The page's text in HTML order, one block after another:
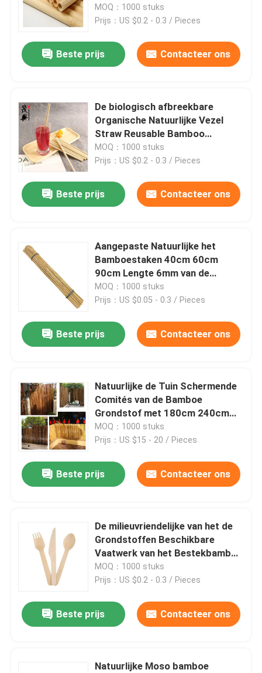
MOQ：1000 stuks
Prijs：US $0.2 - 0.3 / Pieces
Beste prijs Contacteer ons
De biologisch afbreekbare
Organische Natuurlijke Vezel
Straw Reusable Bamboo
Drinking Straw van de Bamboe
Grondstof met
MOQ：1000 stuks
Prijs：US $0.2 - 0.3 / Pieces
Beste prijs Contacteer ons
Aangepaste Natuurlijke het
Bamboestaken 40cm 60cm
90cm Lengte 6mm van de
Bamboe Grondstof Diameter
MOQ：1000 stuks
Prijs：US $0.05 - 0.3 / Pieces
Beste prijs Contacteer ons
Natuurlijke de Tuin Schermende
Comités van de Bamboe
Grondstof met 180cm 240cm
Lengte
MOQ：1000 stuks
Prijs：US $15 - 20 / Pieces
Beste prijs Contacteer ons
De milieuvriendelijke van het de
Grondstoffen Beschikbare
Vaatwerk van het Bestekbamboe
Lepels van het Messenvorken
Vastgestelde
MOQ：1000 stuks
Prijs：US $0.2 - 0.3 / Pieces
Beste prijs Contacteer ons
Natuurlijke Moso bamboe